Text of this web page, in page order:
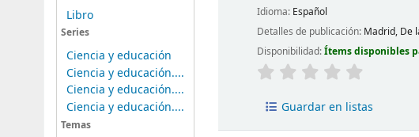
Libro
Series
Ciencia y educación
Ciencia y educación....
Ciencia y educación....
Ciencia y educación....
Temas
Idioma: Español
Detalles de publicación: Madrid, De
Disponibilidad:Ítems disponibles
Guardar en listas